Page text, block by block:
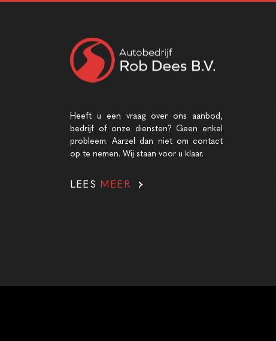
Heeft u een vraag over ons aanbod,
bedrijf of onze diensten? Geen enkel
probleem. Aarzel dan niet om contact
op te nemen. Wij staan voor u klaar.
LEES MEER